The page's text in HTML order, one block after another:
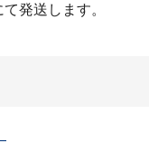
発送します。